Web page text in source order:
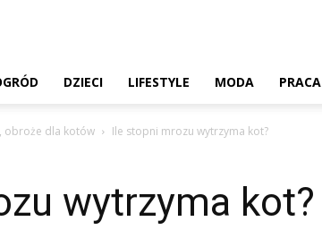
DZIECI LIFESTYLE MODA PRACA
obroże dla kotów Ile stopni mrozu wytrzyma kot?
wytrzyma kot?